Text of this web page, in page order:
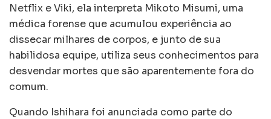
Netflix e Viki, ela interpreta Mikoto Misumi, uma
médica forense que acumulou experiência ao
dissecar milhares de corpos, e junto de sua
habilidosa equipe, utiliza seus conhecimentos para
desvendar mortes que são aparentemente fora do
comum.
Quando Ishihara foi anunciada como parte do